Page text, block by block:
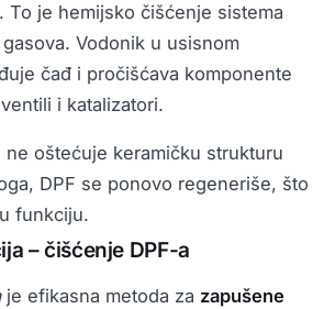
. To je hemijsko čišćenje sistema
Vodonik u usisnom
čađ i pročišćava komponente
i katalizatori.
ne oštećuje keramičku strukturu
DPF se ponovo regeneriše, što
funkciju.
– čišćenje DPF-a
je efikasna metoda za zapušene